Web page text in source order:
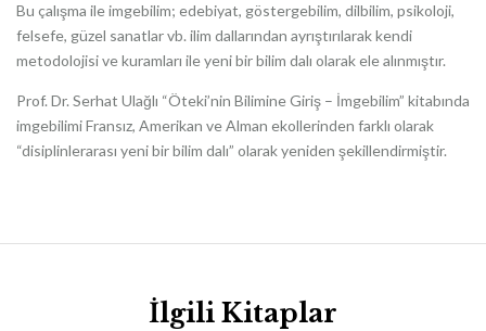
Bu çalışma ile imgebilim; edebiyat, göstergebilim, dilbilim, psikoloji,
felsefe, güzel sanatlar vb. ilim dallarından ayrıştırılarak kendi
metodolojisi ve kuramları ile yeni bir bilim dalı olarak ele alınmıştır.
Prof. Dr. Serhat Ulağlı “Öteki’nin Bilimine Giriş – İmgebilim” kitabında
imgebilimi Fransız, Amerikan ve Alman ekollerinden farklı olarak
“disiplinlerarası yeni bir bilim dalı” olarak yeniden şekillendirmiştir.
İlgili Kitaplar